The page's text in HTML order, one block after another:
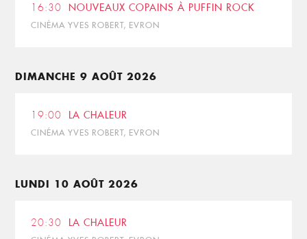
16:30 NOUVEAUX COPAINS À PUFFIN ROCK
CINÉMA YVES ROBERT, EVRON
DIMANCHE 9 AOÛT 2026
19:00 LA CHALEUR
CINÉMA YVES ROBERT, EVRON
LUNDI 10 AOÛT 2026
20:30 LA CHALEUR